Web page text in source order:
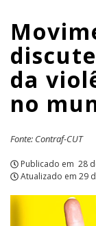
mundo
do
|
APCEF/SP
da
no
Fonte: Contraf-CUT
Publicado em 28
Atualizado em 29